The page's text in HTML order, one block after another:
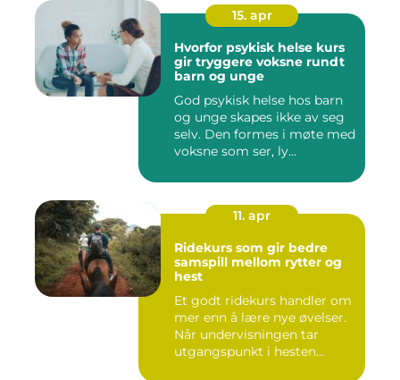
15. apr
Hvorfor psykisk helse kurs
gir tryggere voksne rundt
barn og unge
God psykisk helse hos barn
og unge skapes ikke av seg
selv. Den formes i møte med
voksne som ser, ly...
11. apr
Ridekurs som gir bedre
samspill mellom rytter og
hest
Et godt ridekurs handler om
mer enn å lære nye øvelser.
Når undervisningen tar
utgangspunkt i hesten...